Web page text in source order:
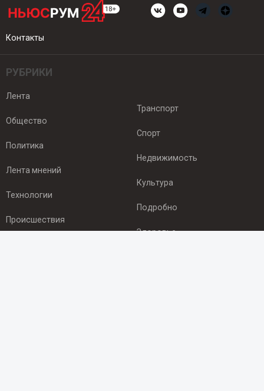
Контакты
РУБРИКИ
Лента
Общество
Политика
Лента мнений
Технологии
Происшествия
Транспорт
Спорт
Недвижимость
Культура
Подробно
Здоровье